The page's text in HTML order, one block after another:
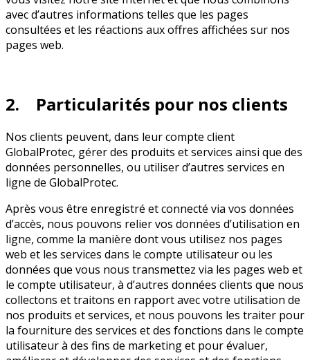
avec d’autres informations telles que les pages
consultées et les réactions aux offres affichées sur nos
pages web.
2. Particularités pour nos clients
Nos clients peuvent, dans leur compte client
GlobalProtec, gérer des produits et services ainsi que des
données personnelles, ou utiliser d’autres services en
ligne de GlobalProtec.
Après vous être enregistré et connecté via vos données
d’accès, nous pouvons relier vos données d’utilisation en
ligne, comme la manière dont vous utilisez nos pages
web et les services dans le compte utilisateur ou les
données que vous nous transmettez via les pages web et
le compte utilisateur, à d’autres données clients que nous
collectons et traitons en rapport avec votre utilisation de
nos produits et services, et nous pouvons les traiter pour
la fourniture des services et des fonctions dans le compte
utilisateur à des fins de marketing et pour évaluer,